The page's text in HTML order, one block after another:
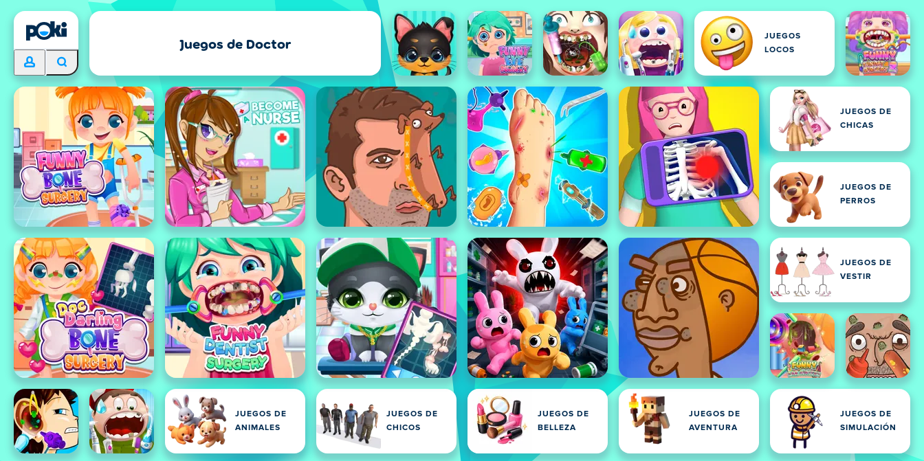
Juegos de Doctor
JUEGOS
LOCOS
JUEGOS DE
CHICAS
JUEGOS DE
PERROS
JUEGOS DE
VESTIR
JUEGOS DE
ANIMALES
JUEGOS DE
CHICOS
JUEGOS DE
BELLEZA
JUEGOS DE
AVENTURA
JUEGOS DE
SIMULACIÓN